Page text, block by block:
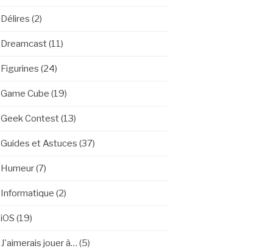
Délires (2)
Dreamcast(11)
Figurines (24)
Game Cube (19)
Geek Contest(13)
Guides et Astuces (37)
Humeur(7)
Informatique (2)
iOS (19)
J'aimerais jouer à… (5)